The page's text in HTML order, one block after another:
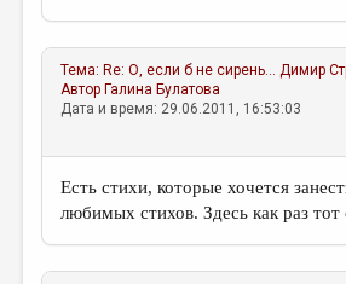
Тема: Re: О, если б не сирень... Димир
Автор Галина Булатова
Дата и время: 29.06.2011, 16:53:03
Есть стихи, которые хочется
любимых стихов. Здесь как раз